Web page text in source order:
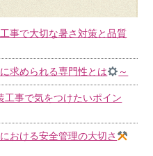
事で大切な暑さ対策と品質
求められる専門性とは ～
工事で気をつけたいポイン
おける安全管理の大切さ